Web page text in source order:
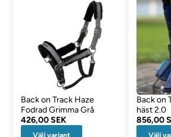
Back on Track Haze
Fodrad Grimma Grå
426,00 SEK
Back on
häst 2.0
856,00